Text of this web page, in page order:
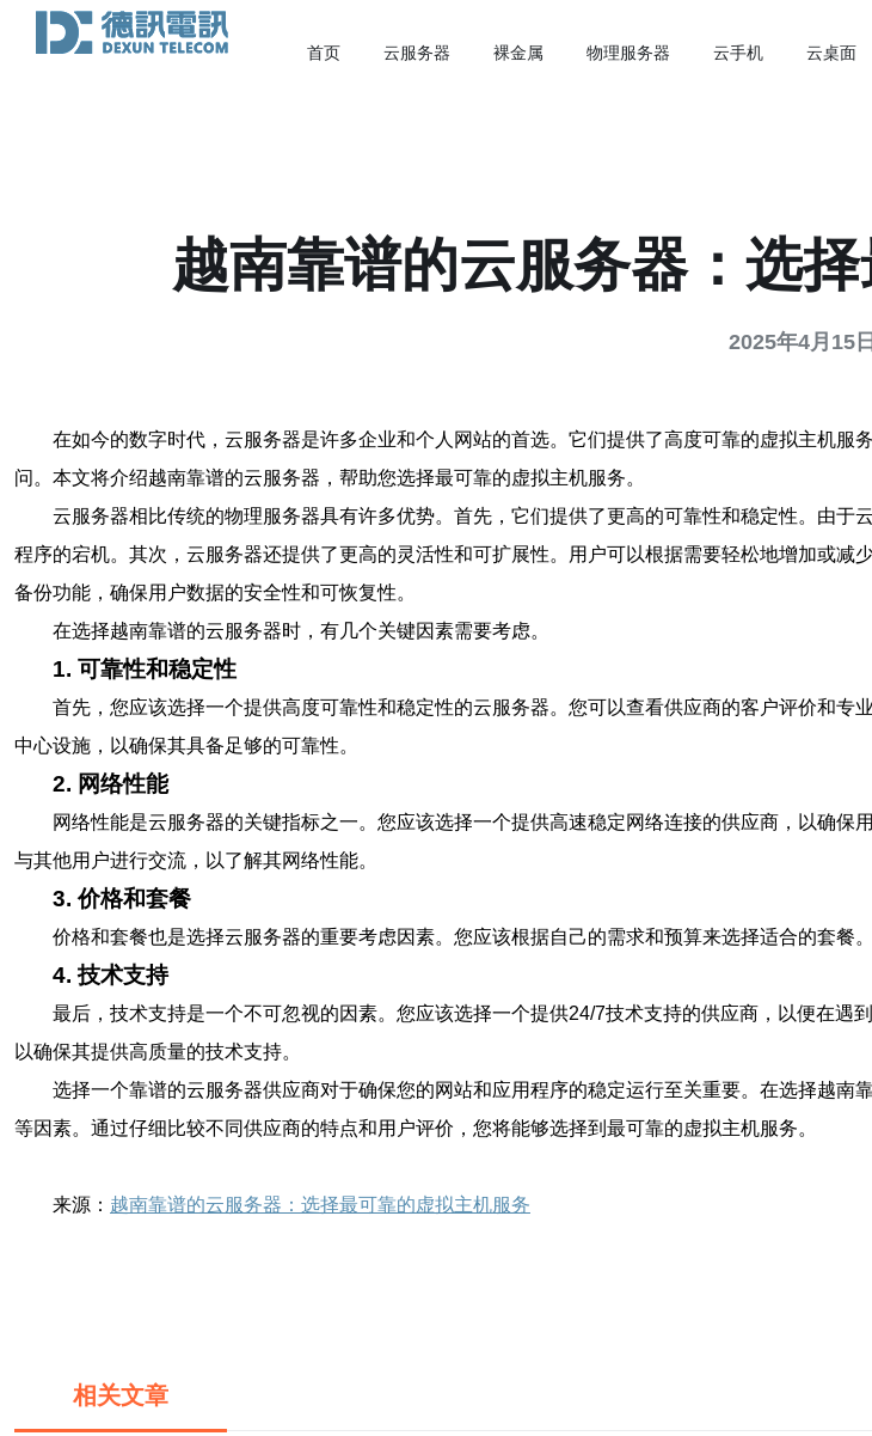
首页 云服务器 裸金属 物理服务器 云手机 云桌面
越南靠谱的云服务器：选
2025年4月15日
在如今的数字时代，云服务器是许多企业和个人网站的首选。它们提供了高度可靠的虚拟主机
问。本文将介绍越南靠谱的云服务器，帮助您选择最可靠的虚拟主机服务。
云服务器相比传统的物理服务器具有许多优势。首先，它们提供了更高的可靠性和稳定性。由
程序的宕机。其次，云服务器还提供了更高的灵活性和可扩展性。用户可以根据需要轻松地增加或
备份功能，确保用户数据的安全性和可恢复性。
在选择越南靠谱的云服务器时，有几个关键因素需要考虑。
1. 可靠性和稳定性
首先，您应该选择一个提供高度可靠性和稳定性的云服务器。您可以查看供应商的客户评价和
中心设施，以确保其具备足够的可靠性。
2. 网络性能
网络性能是云服务器的关键指标之一。您应该选择一个提供高速稳定网络连接的供应商，以确
与其他用户进行交流，以了解其网络性能。
3. 价格和套餐
价格和套餐也是选择云服务器的重要考虑因素。您应该根据自己的需求和预算来选择适合的套餐
4. 技术支持
最后，技术支持是一个不可忽视的因素。您应该选择一个提供24/7技术支持的供应商，以便在遇
以确保其提供高质量的技术支持。
选择一个靠谱的云服务器供应商对于确保您的网站和应用程序的稳定运行至关重要。在选择越
等因素。通过仔细比较不同供应商的特点和用户评价，您将能够选择到最可靠的虚拟主机服务。
来源： 越南靠谱的云服务器：选择最可靠的虚拟主机服务
相关文章